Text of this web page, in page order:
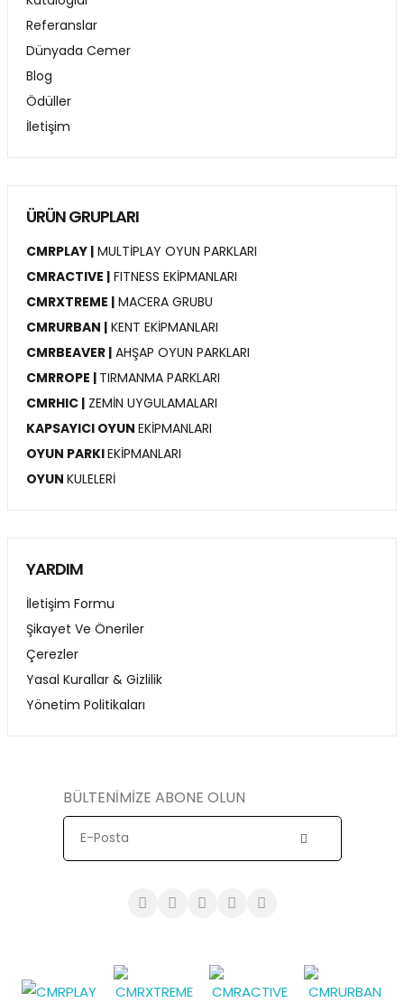
Referanslar
Dünyada Cemer
Blog
Ödüller
İletişim
ÜRÜN GRUPLARI
CMRPLAY | MULTİPLAY OYUN PARKLARI
CMRACTIVE | FITNESS EKİPMANLARI
CMRXTREME | MACERA GRUBU
CMRURBAN | KENT EKİPMANLARI
CMRBEAVER | AHŞAP OYUN PARKLARI
CMRROPE | TIRMANMA PARKLARI
CMRHIC | ZEMİN UYGULAMALARI
KAPSAYICI OYUN EKİPMANLARI
OYUN PARKIEKİPMANLARI
OYUN KULELERİ
YARDIM
İletişim Formu
Şikayet Ve Öneriler
Çerezler
Yasal Kurallar & Gizlilik
Yönetim Politikaları
BÜLTENİMİZE ABONE OLUN